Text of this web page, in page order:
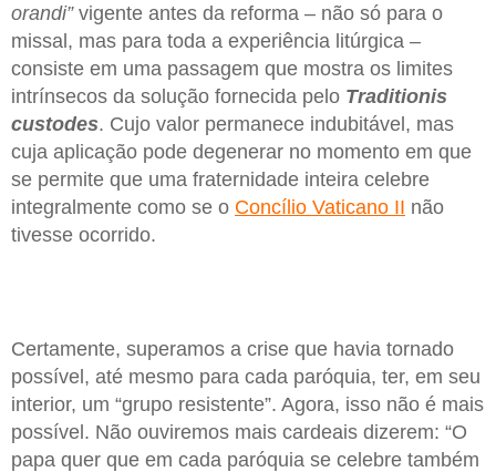
orandi”vigente antes da reforma – não só para o
missal, mas para toda a experiência litúrgica –
consiste em uma passagem que mostra os limites
intrínsecos da solução fornecida pelo Traditionis
custodes. Cujo valor permanece indubitável, mas
cuja aplicação pode degenerar no momento em que
se permite que uma fraternidade inteira celebre
integralmente como se o Concílio Vaticano II não
tivesse ocorrido.
Certamente, superamos a crise que havia tornado
possível, até mesmo para cada paróquia, ter, em seu
interior, um “grupo resistente”. Agora, isso não é mais
possível. Não ouviremos mais cardeais dizerem: “O
papa quer que em cada paróquia se celebre também